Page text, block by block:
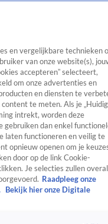
TV Algemeen
Tip
RealityCrimeVideo's
en vergelijkbare technieken
van onze website(s),
accepteren” selecteert,
om onze advertenties en
en diensten te
te meten. Als je
intrekt, worden deze
dan enkel
laten functioneren en veilig te
opnieuw openen om je
door op de link Cookie-
Je selecties zullen overal
Raadpleeg onze
Bekijk hier onze Digitale